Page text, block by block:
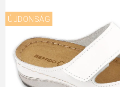
ÚJDONSÁG